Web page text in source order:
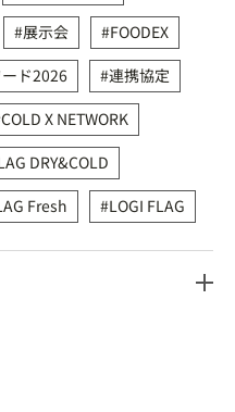
展示会
FOODEX
ド2026
連携協定
COLD X NETWORK
DRY&COLD
Fresh LOGI FLAG